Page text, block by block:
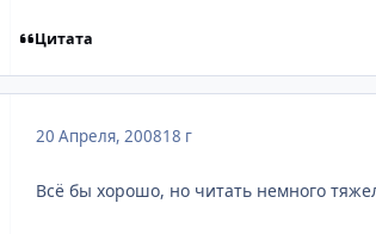
Цитата
20 Апреля, 200818 г
Всё бы хорошо, но читать немного